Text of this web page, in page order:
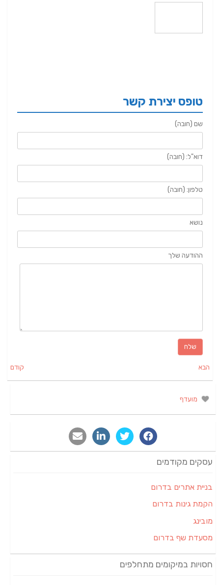
טופס יצירת קשר
שם (חובה)
דוא"ל: (חובה)
טלפון: (חובה)
נושא
ההודעה שלך
קודם הבא
מועדף
עסקים מקודמים
בניית אתרים בדרום
הקמת גינות בדרום
מובינג
מסעדת שף בדרום
חסויות במיקומים מתחלפים